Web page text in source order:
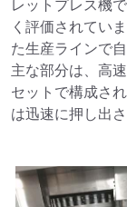
レットプレス機
く評価されてい
た生産ラインで
主な部分は、高
セットで構成さ
は迅速に押し出